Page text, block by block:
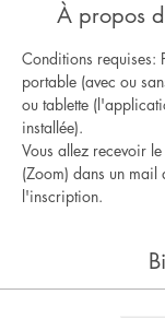
À propos
Conditions requises:
portable (avec ou
ou tablette
installée).
Vous allez recevoir
(Zoom) dans un mail
l'inscription.